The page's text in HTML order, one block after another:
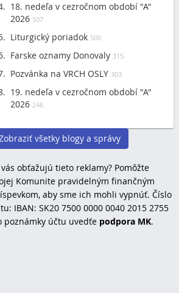
18. nedeľa v cezročnom období "A"
2026 507
Liturgický poriadok 500
Farske oznamy Donovaly 315
Pozvánka na VRCH OSLY 303
19. nedeľa v cezročnom období "A"
2026 246
všetky blogy a správy
obťažujú tieto reklamy? Pomôžte
Komunite pravidelným finančným
aby sme ich mohli vypnúť. Číslo
IBAN: SK20 7500 0000 0040 2015 2755
poznámky účtu uvedťe podpora MK.